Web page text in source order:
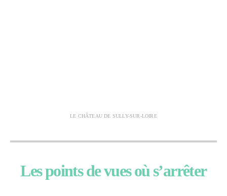
LE CHÂTEAU DE SULLY-SUR-LOIRE
Les points de vues où s’arrêter